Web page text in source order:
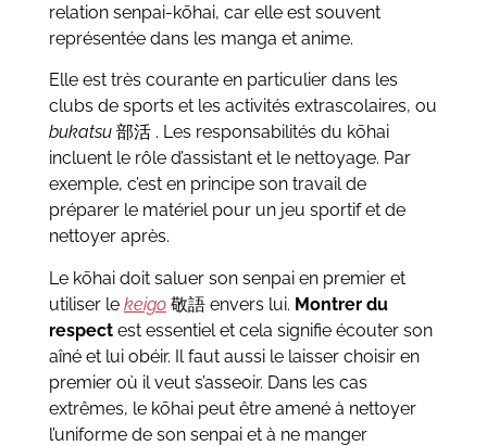
relation senpai-kōhai, car elle est souvent
représentée dans les manga et anime.
Elle est très courante en particulier dans les
clubs de sports et les activités extrascolaires, ou
bukatsu部活. Les responsabilités du kōhai
incluent le rôle d’assistant et le nettoyage. Par
exemple, c’est en principe son travail de
préparer le matériel pour un jeu sportif et de
nettoyer après.
Le kōhaidoit saluer son senpai en premier et
utiliser le keigo 敬語envers lui. Montrer du
respectest essentiel et cela signifie écouter son
aîné et lui obéir. Il faut aussi le laisser choisir en
premier où il veut s’asseoir. Dans les cas
extrêmes, le kōhai peut être amené à nettoyer
l’uniforme de son senpai et à ne manger